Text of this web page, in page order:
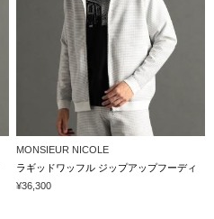
MONSIEUR NICOLE
ラギッドワッフル ジップアップフーディ
¥36,300